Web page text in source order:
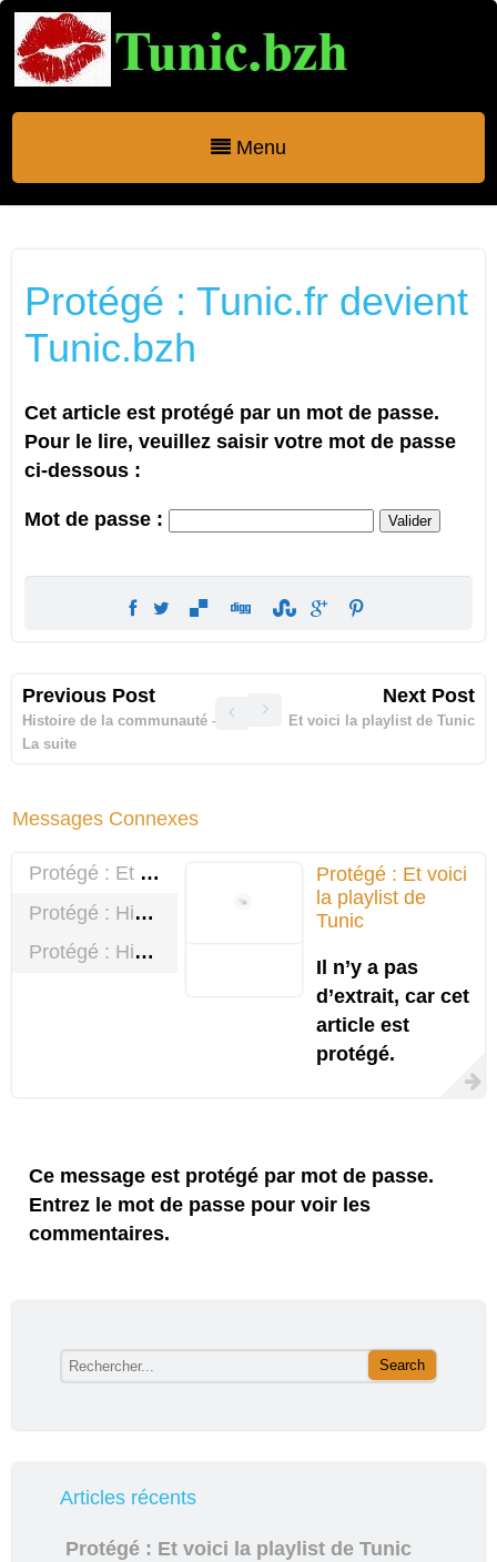
Menu
Protégé : Tunic.fr devient
Tunic.bzh
Cet article est protégé par un mot de passe.
Pour le lire, veuillez saisir votre mot de passe
ci-dessous :
Mot de passe :
Previous Post
Histoire de la communauté –
La suite
Next Post
Et voici la playlist de Tunic
Messages Connexes
Protégé : Et voici la playlist de Tunic
Protégé : Histoire de la communauté – La suite
Protégé : Histoire de la communauté
Protégé : Et voici
la playlist de
Tunic
Il n’y a pas
d’extrait, car cet
article est
protégé.
Ce message est protégé par mot de passe.
Entrez le mot de passe pour voir les
commentaires.
Articles récents
Protégé : Et voici la playlist de Tunic